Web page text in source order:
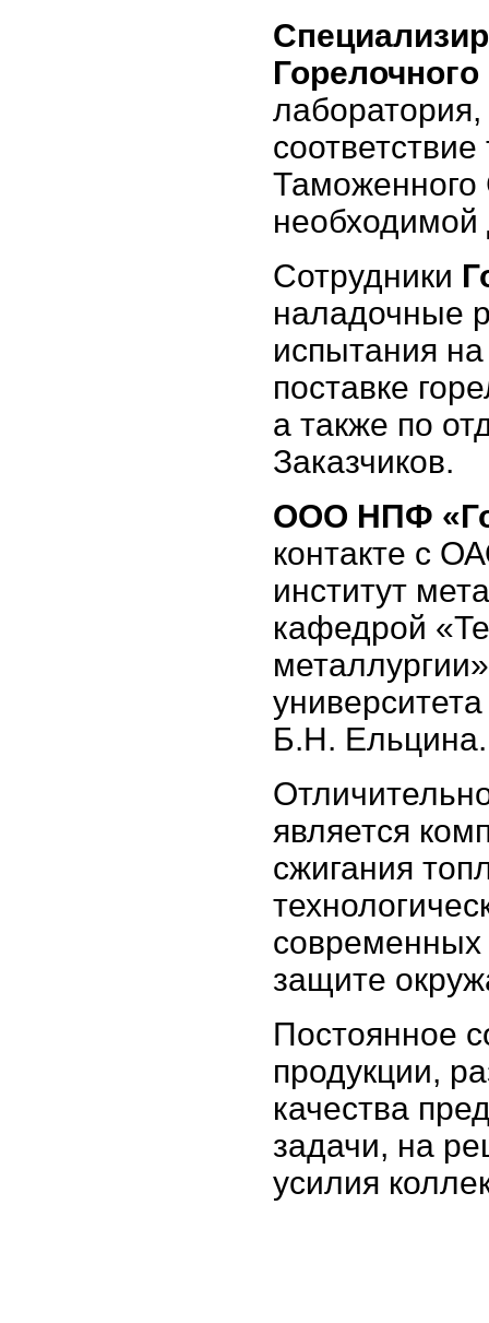
Горелочного
Таможенного
необходимой
Сотрудники
наладочные
испытания на
поставке
а также по
Заказчиков.
ООО НПФ
контакте с
институт
кафедрой
Б.Н. Ельцина.
является
сжигания
современных
защите
Постоянное
продукции,
качества
задачи, на
усилия